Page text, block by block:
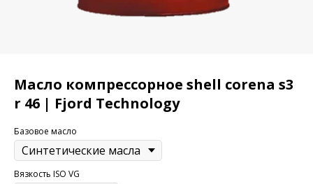
Масло компрессорное shell corena s3
r 46 | Fjord Technology
Базовое масло
Вязкость ISO VG